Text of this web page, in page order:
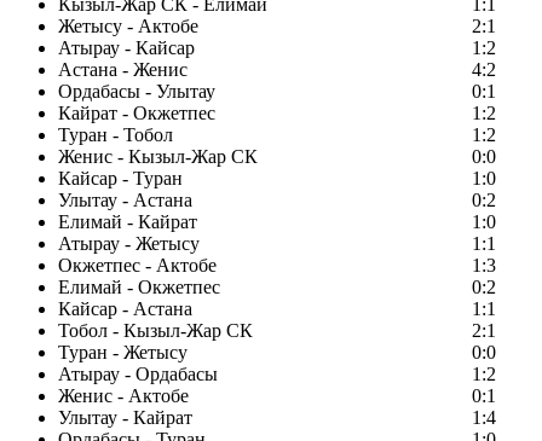
Кызыл-Жар СК - Елимай
1:1
Жетысу - Актобе
2:1
Атырау - Кайсар
1:2
Астана - Женис
4:2
Ордабасы - Улытау
0:1
Кайрат - Окжетпес
1:2
Туран - Тобол
1:2
Женис - Кызыл-Жар СК
0:0
Кайсар - Туран
1:0
Улытау - Астана
0:2
Елимай - Кайрат
1:0
Атырау - Жетысу
1:1
Окжетпес - Актобе
1:3
Елимай - Окжетпес
0:2
Кайсар - Астана
1:1
Тобол - Кызыл-Жар СК
2:1
Туран - Жетысу
0:0
Атырау - Ордабасы
1:2
Женис - Актобе
0:1
Улытау - Кайрат
1:4